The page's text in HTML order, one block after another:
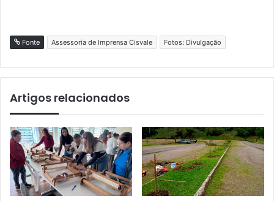
Fonte Assessoria de Imprensa Cisvale Fotos: Divulgação
Artigos relacionados